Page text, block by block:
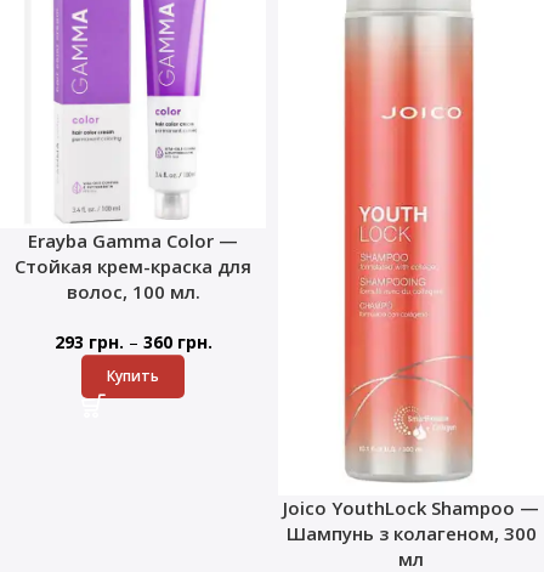
Erayba Gamma Color —
Стойкая крем-краска для
волос, 100 мл.
293 грн. – 360 грн.
Купить
Joico YouthLock Shampoo —
Шампунь з колагеном, 300
мл